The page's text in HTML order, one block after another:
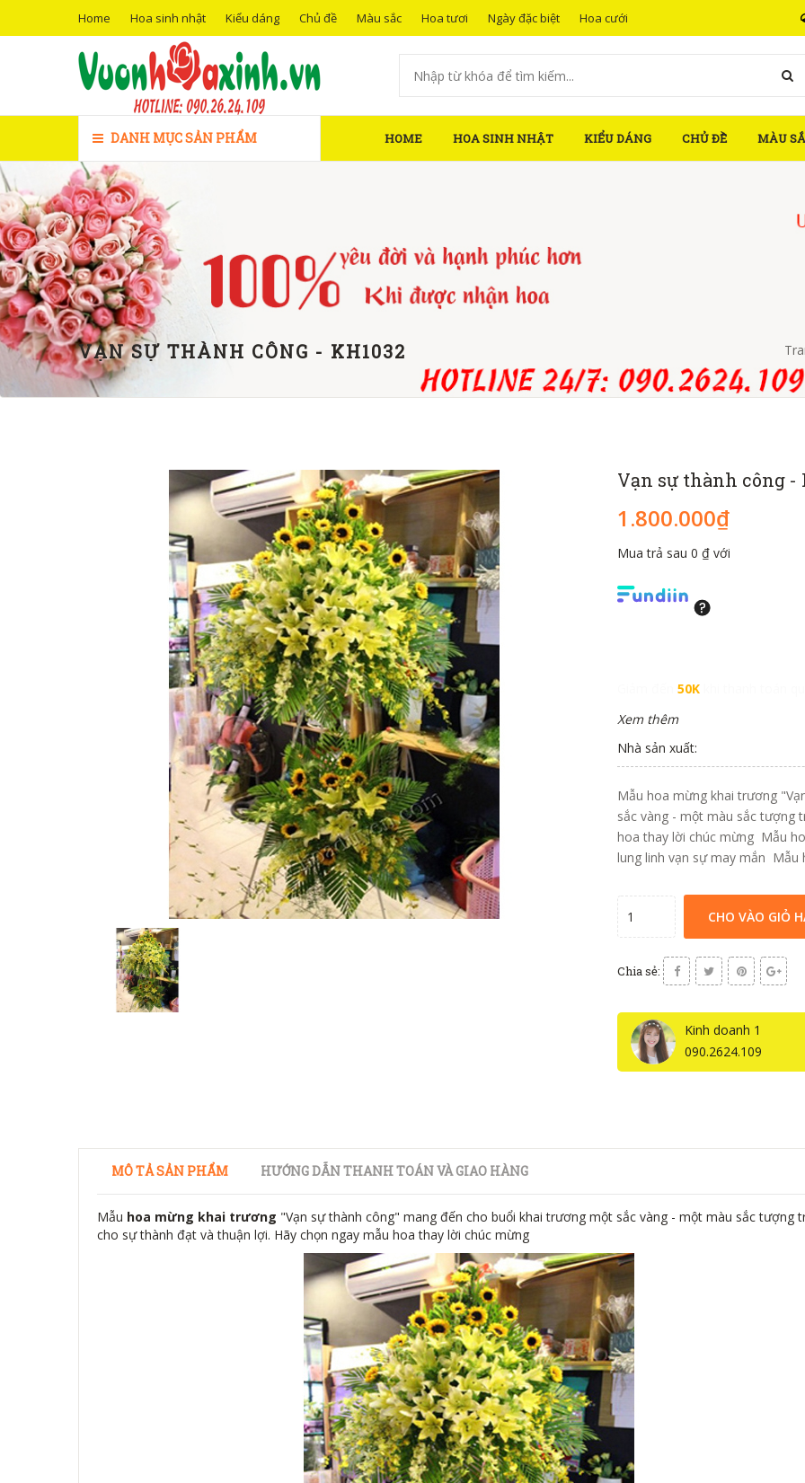
Home Hoa sinh nhật Kiểu dáng Chủ đề Màu sắc Hoa tươi Ngày đặc biệt Hoa cưới
DANH MỤC SẢN PHẨM HOME HOA SINH NHẬT KIỂU DÁNG CHỦ ĐỀ MÀU
VẠN SỰ THÀNH CÔNG - KH1032
Vạn sự thành công -
1.800.000₫
Mua trả sau 0 ₫ với
50K
Xem thêm
Nhà sản xuất:
Mẫu hoa mừng khai trương
sắc vàng - một màu sắc tượng
hoa thay lời chúc mừng Mẫu
lung linh vạn sự may mắn Mẫu
CHO VÀO GIỎ
Chia sẻ:
Kinh doanh 1
090.2624.109
MÔ TẢ SẢN PHẨM HƯỚNG DẪN THANH TOÁN VÀ GIAO HÀNG
Mẫu hoa mừng khai trương "Vạn sự thành công" mang đến cho buổi khai trương một sắc vàng - một màu sắc tượng
cho sự thành đạt và thuận lợi. Hãy chọn ngay mẫu hoa thay lời chúc mừng